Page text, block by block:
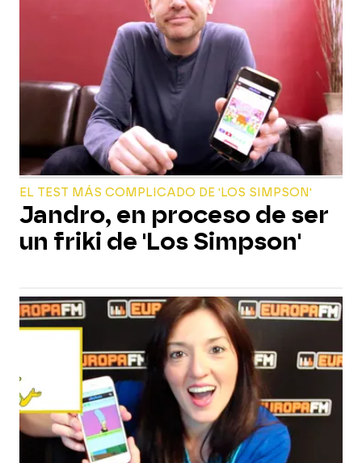
EL TEST MÁS COMPLICADO DE 'LOS SIMPSON'
Jandro, en proceso de ser
un friki de 'Los Simpson'